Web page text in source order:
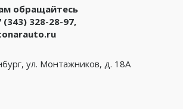
обращайтесь
(343) 328-28-97,
ул. Монтажников, д. 18А